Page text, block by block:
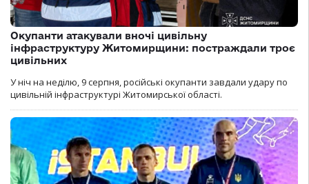
Окупанти атакували вночі цивільну
інфраструктуру Житомирщини: постраждали троє
цивільних
У ніч на неділю, 9 серпня, російські окупанти завдали удару по
цивільній інфраструктурі Житомирської області.